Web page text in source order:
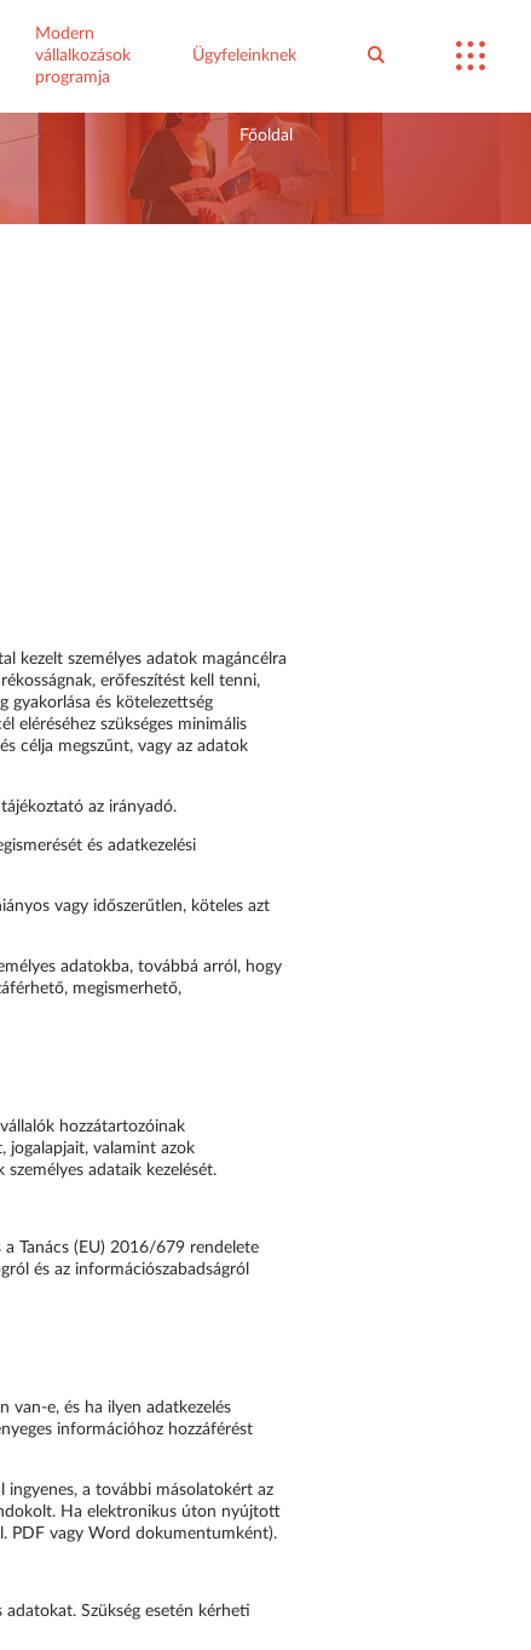
Modern
vállalkozások
programja
Ügyfeleinknek
Főoldal
kezelt személyes adatok magáncélra
erőfeszítést kell tenni,
gyakorlása és kötelezettség
eléréséhez szükséges minimális
célja megszűnt, vagy az adatok
az irányadó.
és adatkezelési
vagy időszerűtlen, köteles azt
adatokba, továbbá arról, hogy
megismerhető,
hozzátartozóinak
jogalapjait, valamint azok
adataik kezelését.
Tanács (EU) 2016/679 rendelete
és az információszabadságról
van-e, és ha ilyen adatkezelés
információhoz hozzáférést
ingyenes, a további másolatokért az
Ha elektronikus úton nyújtott
PDF vagy Word dokumentumként).
Szükség esetén kérheti